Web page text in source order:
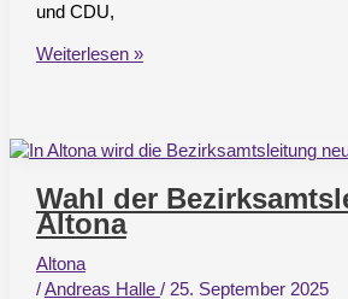
und CDU,
In
der
Weiterlesen »
Wahl der
Altona
Altona
/Andreas Halle / 25. September 2025